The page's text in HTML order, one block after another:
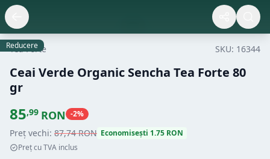
Reducere
Tea Forte SKU: 16344
Ceai Verde Organic Sencha Tea Forte 80
gr
85,99 RON -2%
Preț vechi: 87,74RON Economisești 1.75 RON
Preț cu TVA inclus